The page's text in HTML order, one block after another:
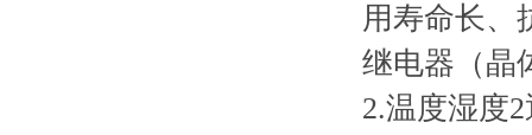
用寿命长、
继电器（晶
2.温度湿度